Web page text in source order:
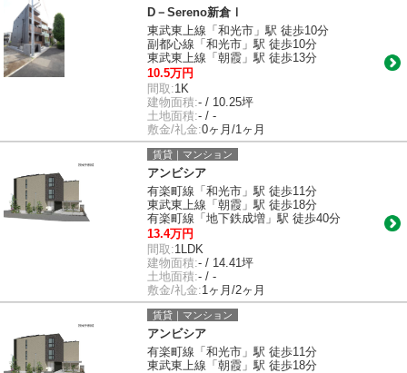
D－Sereno新倉Ⅰ
東武東上線「和光市」駅 徒歩10分
副都心線「和光市」駅 徒歩10分
東武東上線「朝霞」駅 徒歩13分
10.5万円
間取:1K
建物面積:- / 10.25坪
土地面積:- / -
敷金/礼金:0ヶ月/1ヶ月
賃貸｜マンション
アンビシア
有楽町線「和光市」駅 徒歩11分
東武東上線「朝霞」駅 徒歩18分
有楽町線「地下鉄成増」駅 徒歩40分
13.4万円
間取:1LDK
建物面積:- / 14.41坪
土地面積:- / -
敷金/礼金:1ヶ月/2ヶ月
賃貸｜マンション
アンビシア
有楽町線「和光市」駅 徒歩11分
東武東上線「朝霞」駅 徒歩18分